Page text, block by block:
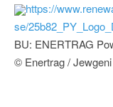
https://
se/
BU: ENERTRAG
© Enertrag /